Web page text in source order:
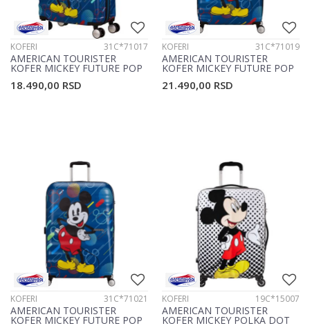
KOFERI 31C*71017
AMERICAN TOURISTER
KOFER MICKEY FUTURE POP
18.490,00 RSD
KOFERI 31C*71019
AMERICAN TOURISTER
KOFER MICKEY FUTURE POP
21.490,00 RSD
KOFERI 31C*71021
AMERICAN TOURISTER
KOFER MICKEY FUTURE POP
KOFERI 19C*15007
AMERICAN TOURISTER
KOFER MICKEY POLKA DOT